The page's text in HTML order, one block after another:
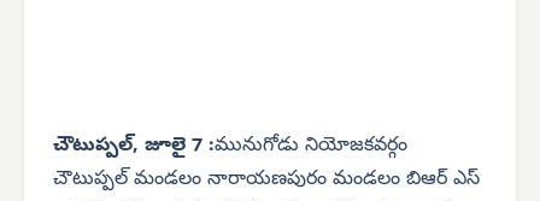
చౌటుప్పల్, జూలై 7 :మునుగోడు నియోజకవర్గం
చౌటుప్పల్ మండలం నారాయణపురం మండలం బిఆర్ ఎస్